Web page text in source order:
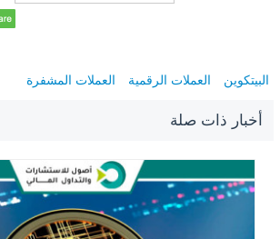
البيتكوين العملات الرقمية العملات المشفرة
أخبار ذات صلة